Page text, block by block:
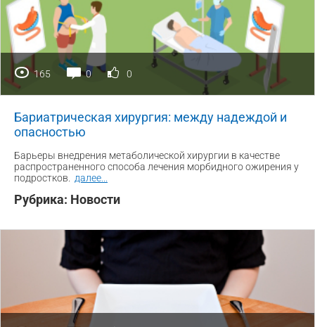
165 0 0
Бариатрическая хирургия: между надеждой и
опасностью
Барьеры внедрения метаболической хирургии в качестве
распространенного способа лечения морбидного ожирения у
подростков.
далее
Рубрика: Новости